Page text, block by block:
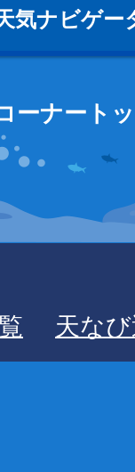
気ナビゲー
ーナート
天な